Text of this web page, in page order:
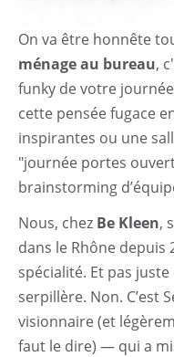
On va être honnête
ménage au bureau,
funky de votre
cette pensée fugace
inspirantes ou une
"journée portes
brainstorming
Nous, chez Be Kleen,
dans le Rhône depuis
spécialité. Et pas
serpillère. Non. C’est
visionnaire (et
faut le dire) — qui a